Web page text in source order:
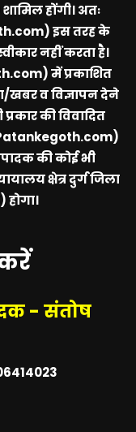
होंगी। अतः
इस तरह के
नहीं करता है।
में प्रकाशित
खबर व विज्ञापन देने
की विवादित
की कोई भी
क्षेत्र दुर्ग जिला
होगा।
- संतोष